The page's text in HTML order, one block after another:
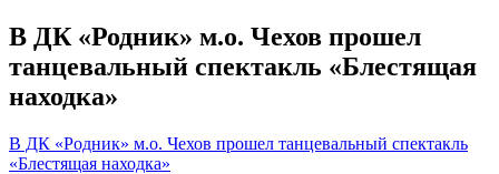
В ДК «Родник» м.о. Чехов прошел
танцевальный спектакль «Блестящая
находка»
В ДК «Родник» м.о. Чехов прошел танцевальный спектакль
«Блестящая находка»